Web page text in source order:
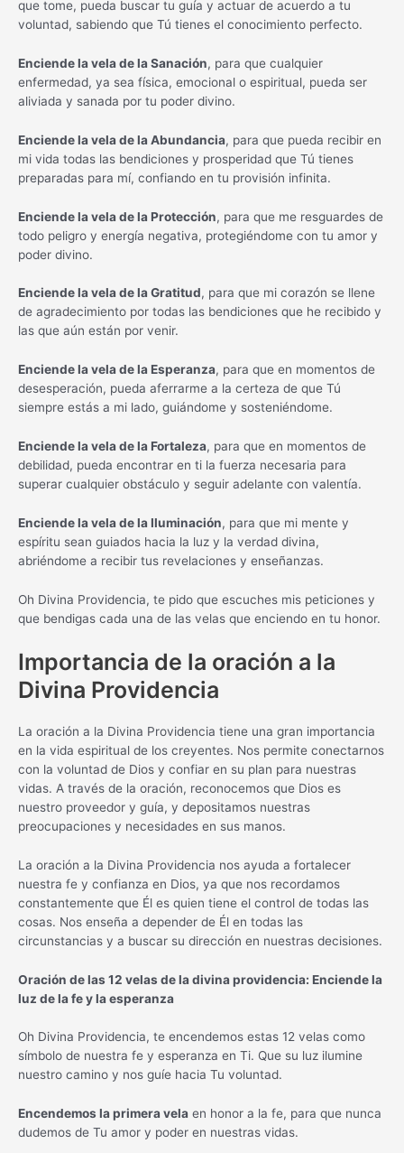
que tome, pueda buscar tu guía y actuar de acuerdo a tu
voluntad, sabiendo que Tú tienes el conocimiento perfecto.
Enciende la vela de la Sanación, para que cualquier
enfermedad, ya sea física, emocional o espiritual, pueda ser
aliviada y sanada por tu poder divino.
Enciende la vela de la Abundancia, para que pueda recibir en
mi vida todas las bendiciones y prosperidad que Tú tienes
preparadas para mí, confiando en tu provisión infinita.
Enciende la vela de la Protección, para que me resguardes de
todo peligro y energía negativa, protegiéndome con tu amor y
poder divino.
Enciende la vela de la Gratitud, para que mi corazón se llene
de agradecimiento por todas las bendiciones que he recibido y
las que aún están por venir.
Enciende la vela de la Esperanza, para que en momentos de
desesperación, pueda aferrarme a la certeza de que Tú
siempre estás a mi lado, guiándome y sosteniéndome.
Enciende la vela de la Fortaleza, para que en momentos de
debilidad, pueda encontrar en ti la fuerza necesaria para
superar cualquier obstáculo y seguir adelante con valentía.
Enciende la vela de la Iluminación, para que mi mente y
espíritu sean guiados hacia la luz y la verdad divina,
abriéndome a recibir tus revelaciones y enseñanzas.
Oh Divina Providencia, te pido que escuches mis peticiones y
que bendigas cada una de las velas que enciendo en tu honor.
Importancia de la oración a la
Divina Providencia
La oración a la Divina Providencia tiene una gran importancia
en la vida espiritual de los creyentes. Nos permite conectarnos
con la voluntad de Dios y confiar en su plan para nuestras
vidas. A través de la oración, reconocemos que Dios es
nuestro proveedor y guía, y depositamos nuestras
preocupaciones y necesidades en sus manos.
La oración a la Divina Providencia nos ayuda a fortalecer
nuestra fe y confianza en Dios, ya que nos recordamos
constantemente que Él es quien tiene el control de todas las
cosas. Nos enseña a depender de Él en todas las
circunstancias y a buscar su dirección en nuestras decisiones.
Oración de las 12 velas de la divina providencia: Enciende la
luz de la fe y la esperanza
Oh Divina Providencia, te encendemos estas 12 velas como
símbolo de nuestra fe y esperanza en Ti. Que su luz ilumine
nuestro camino y nos guíe hacia Tu voluntad.
Encendemos la primera vela en honor a la fe, para que nunca
dudemos de Tu amor y poder en nuestras vidas.